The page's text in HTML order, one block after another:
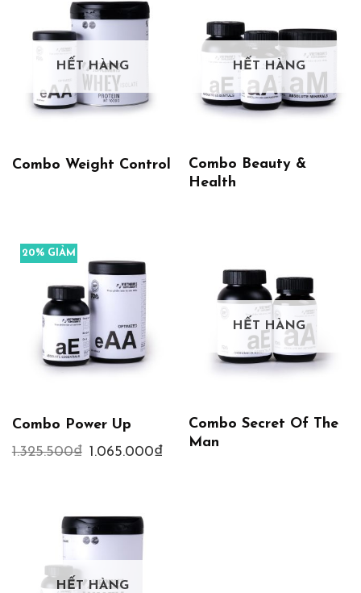
HẾT HÀNG
Combo Weight Control
HẾT HÀNG
Combo Beauty &
Health
20% GIẢM
Combo Power Up
1.325.500₫
Giá
1.065.000₫Giá
HẾT HÀNG
Combo Secret Of The
Man
HẾT HÀNG